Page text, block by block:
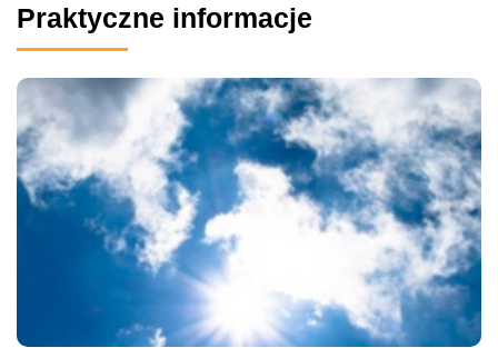
Praktyczne informacje